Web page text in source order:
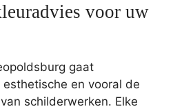
voor uw
gaat
en vooral de
schilderwerken. Elke